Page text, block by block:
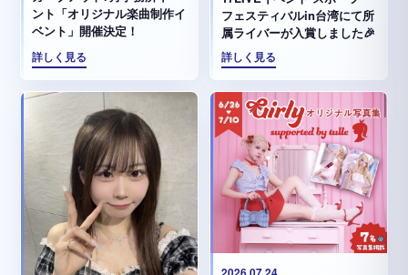
ント「オリジナル楽曲制作イ
ベント」開催決定！
詳しく見る
フェスティバルin台湾にて所
属ライバーが入賞しました🎉
詳しく見る